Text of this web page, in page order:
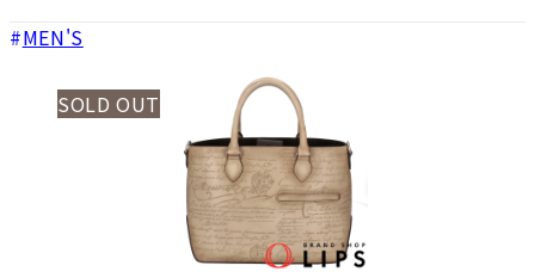
MEN'S
SOLD OUT